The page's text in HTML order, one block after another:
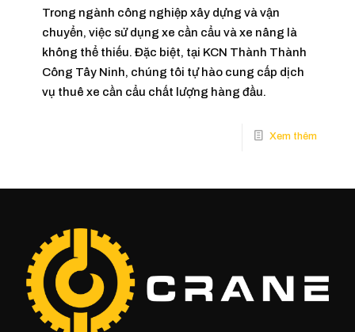
Trong ngành công nghiệp xây dựng và vận
chuyển, việc sử dụng xe cần cẩu và xe nâng là
không thể thiếu. Đặc biệt, tại KCN Thành Thành
Công Tây Ninh, chúng tôi tự hào cung cấp dịch
vụ thuê xe cần cẩu chất lượng hàng đầu.